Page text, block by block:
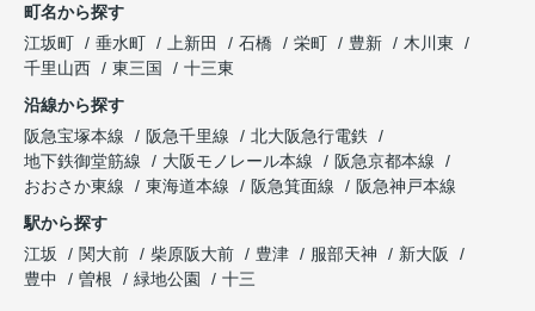
町名から探す
江坂町
垂水町 上新田 石橋 栄町 豊新
木川東
千里山西
東三国
十三東
沿線から探す
阪急宝塚本線
阪急千里線
北大阪急行電鉄
地下鉄御堂筋線
大阪モノレール本線
阪急京都本線
おおさか東線
東海道本線 阪急箕面線
阪急神戸本線
駅から探す
江坂
関大前 柴原阪大前 豊津 服部天神
新大阪
豊中
曽根 緑地公園 十三